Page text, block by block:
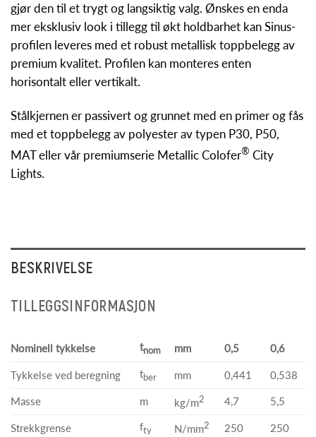
gjør den til et trygt og langsiktig valg. Ønskes en enda
mer eksklusiv look i tillegg til økt holdbarhet kan Sinus-
profilen leveres med et robust metallisk toppbelegg av
premium kvalitet. Profilen kan monteres enten
horisontalt eller vertikalt.
Stålkjernen er passivert og grunnet med en primer og fås
med et toppbelegg av polyester av typen P30, P50,
MAT eller vår premiumserie Metallic Colofer® City
Lights.
BESKRIVELSE
TILLEGGSINFORMASJON
Nominell tykkelse tnom mm 0,5 0,6
Tykkelse ved beregning tber mm 0,441 0,538
Masse m kg/m2 4,7 5,5
Strekkgrense fty N/mm2 250
250